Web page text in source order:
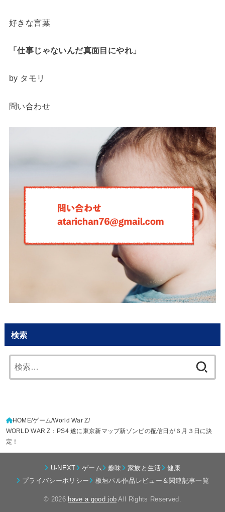
好きな言葉
「仕事じゃないんだ真面目にやれ」
by タモリ
問い合わせ
検索
索:
HOME ゲーム World War Z
WORLD WAR Z：PS4 遂に東京新マップ新ゾンビの配信日が６月３日に決
定！
U-NEXT ゲーム 趣味 家族と生活
健康
プライバシーポリシー
板垣パル作品レビュー＆関連記事一覧
© 2026 have a good job All Rights Reserved.